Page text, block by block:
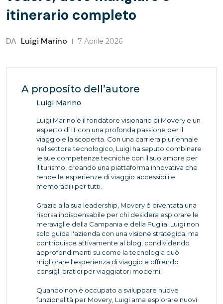
itinerario completo
DA Luigi Marino 7 Aprile 2026
A proposito dell’autore
Luigi Marino
Luigi Marino è il fondatore visionario di Movery e un
esperto di IT con una profonda passione per il
viaggio e la scoperta. Con una carriera pluriennale
nel settore tecnologico, Luigi ha saputo combinare
le sue competenze tecniche con il suo amore per
il turismo, creando una piattaforma innovativa che
rende le esperienze di viaggio accessibili e
memorabili per tutti.
Grazie alla sua leadership, Movery è diventata una
risorsa indispensabile per chi desidera esplorare le
meraviglie della Campania e della Puglia. Luigi non
solo guida l'azienda con una visione strategica, ma
contribuisce attivamente al blog, condividendo
approfondimenti su come la tecnologia può
migliorare l'esperienza di viaggio e offrendo
consigli pratici per viaggiatori moderni.
Quando non è occupato a sviluppare nuove
funzionalità per Movery, Luigi ama esplorare nuovi